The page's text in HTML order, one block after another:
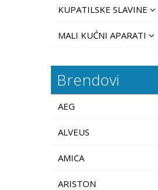
KUPATILSKE SLAVINE
MALI KUĆNI APARATI
Brendovi
AEG
ALVEUS
AMICA
ARISTON